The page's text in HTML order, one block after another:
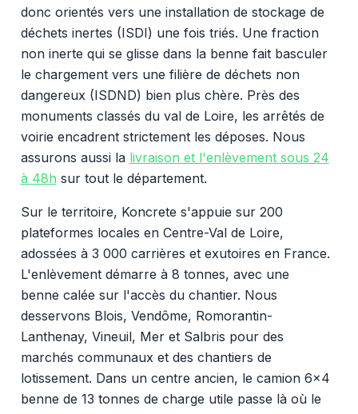
donc orientés vers une installation de stockage de
déchets inertes (ISDI) une fois triés. Une fraction
non inerte qui se glisse dans la benne fait basculer
le chargement vers une filière de déchets non
dangereux (ISDND) bien plus chère. Près des
monuments classés du val de Loire, les arrêtés de
voirie encadrent strictement les déposes. Nous
assurons aussi la livraison et l'enlèvement sous 24
à 48h sur tout le département.
Sur le territoire, Koncrete s'appuie sur 200
plateformes locales en Centre-Val de Loire,
adossées à 3 000 carrières et exutoires en France.
L'enlèvement démarre à 8 tonnes, avec une
benne calée sur l'accès du chantier. Nous
desservons Blois, Vendôme, Romorantin-
Lanthenay, Vineuil, Mer et Salbris pour des
marchés communaux et des chantiers de
lotissement. Dans un centre ancien, le camion 6x4
benne de 13 tonnes de charge utile passe là où le